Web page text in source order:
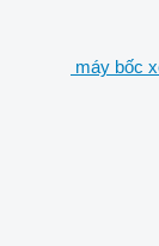
máy bốc